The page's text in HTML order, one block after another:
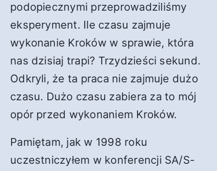
podopiecznymi przeprowadziliśmy
eksperyment. Ile czasu zajmuje
wykonanie Kroków w sprawie, która
nas dzisiaj trapi? Trzydzieści sekund.
Odkryli, że ta praca nie zajmuje dużo
czasu. Dużo czasu zabiera za to mój
opór przed wykonaniem Kroków.
Pamiętam, jak w 1998 roku
uczestniczyłem w konferencji SA/S-